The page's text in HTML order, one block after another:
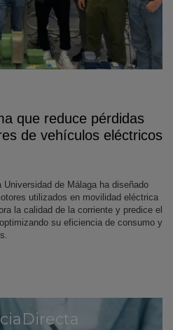
que reduce pérdidas
de vehículos eléctricos
de Málaga ha diseñado
utilizados en movilidad eléctrica
la calidad de la corriente y predice el
su eficiencia de consumo y